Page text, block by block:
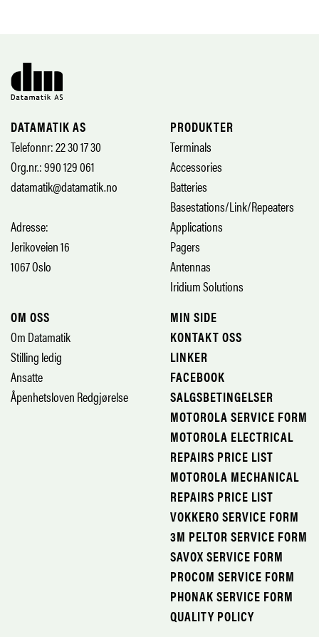
DATAMATIK AS
Telefonnr: 22 30 17 30
Org.nr.: 990 129 061
datamatik@datamatik.no
Adresse:
Jerikoveien 16
1067 Oslo
PRODUKTER
Terminals
Accessories
Batteries
Basestations/Link/Repeaters
Applications
Pagers
Antennas
Iridium Solutions
OM OSS
Om Datamatik
Stilling ledig
Ansatte
Åpenhetsloven Redgjørelse
MIN SIDE
KONTAKT OSS
LINKER
FACEBOOK
SALGSBETINGELSER
MOTOROLA SERVICE FORM
MOTOROLA ELECTRICAL
REPAIRS PRICE LIST
MOTOROLA MECHANICAL
REPAIRS PRICE LIST
VOKKERO SERVICE FORM
3M PELTOR SERVICE FORM
SAVOX SERVICE FORM
PROCOM SERVICE FORM
PHONAK SERVICE FORM
QUALITY POLICY